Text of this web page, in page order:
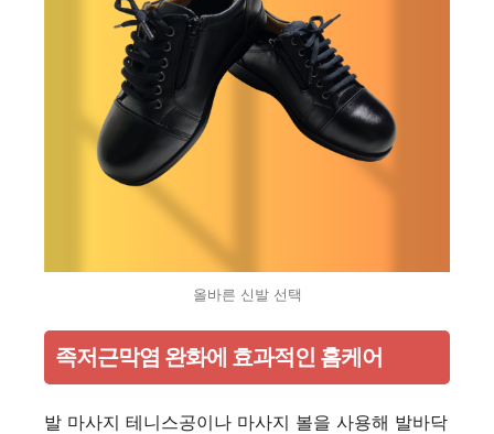
올바른 신발 선택
족저근막염 완화에 효과적인 홈케어
발 마사지 테니스공이나 마사지 볼을 사용해 발바닥